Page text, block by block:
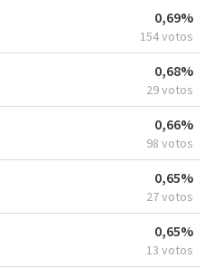
0,69%
154 votos
0,68%
29 votos
0,66%
98 votos
0,65%
27 votos
0,65%
13 votos